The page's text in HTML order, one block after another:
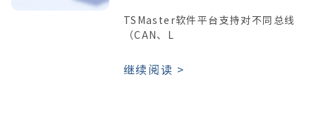
TSMaster软件平台支持对不同总线
（CAN、L
继续阅读 >